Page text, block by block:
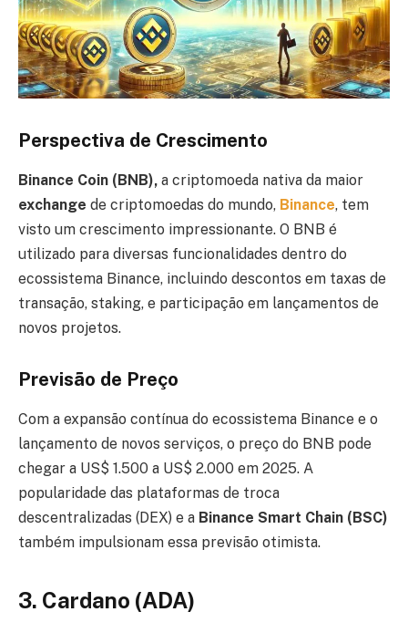
Perspectiva de Crescimento
Binance Coin (BNB), a criptomoeda nativa da maior
exchange de criptomoedas do mundo, Binance, tem
visto um crescimento impressionante. O BNB é
utilizado para diversas funcionalidades dentro do
ecossistema Binance, incluindo descontos em taxas de
transação, staking, e participação em lançamentos de
novos projetos.
Previsão de Preço
Com a expansão contínua do ecossistema Binance e o
lançamento de novos serviços, o preço do BNB pode
chegar a US$ 1.500 a US$ 2.000 em 2025. A
popularidade das plataformas de troca
descentralizadas (DEX) e a Binance Smart Chain (BSC)
também impulsionam essa previsão otimista.
3. Cardano (ADA)